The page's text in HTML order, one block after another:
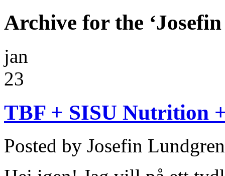
Archive for the
jan
23
TBF + SISU Nutrition
Posted by Josefin Lundgren